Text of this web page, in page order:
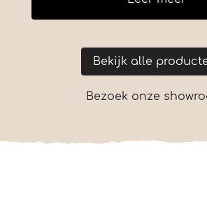
Bekijk alle
Bezoek onze